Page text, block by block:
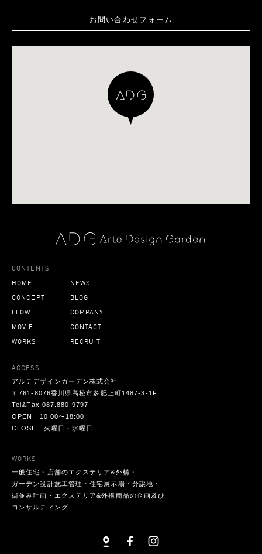
お問い合わせフォーム
CONTENTS
HOME
CONCEPT
FLOW
MOVIE
WORKS
NEWS
BLOG
COMPANY
CONTACT
RECRUIT
ACCESS
アルテデザインガーデン株式会社
〒761-8076香川県高松市多肥上町1487-3-1F
Tel&Fax 087.880.9797
OPEN 10:00〜18:00
CLOSE 火曜日・水曜日
WORKS
一般住宅・店舗のエクステリア&外構・
ガーデン設計施工管理・住宅展示場・分譲地・
街並み計画・エクステリア&外構商品の企画及び
コンサルティング